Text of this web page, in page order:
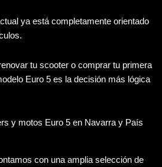
ya está completamente orientado
tu scooter o comprar tu primera
Euro 5 es la decisión más lógica
y motos Euro 5 en Navarra y País
con una amplia selección de